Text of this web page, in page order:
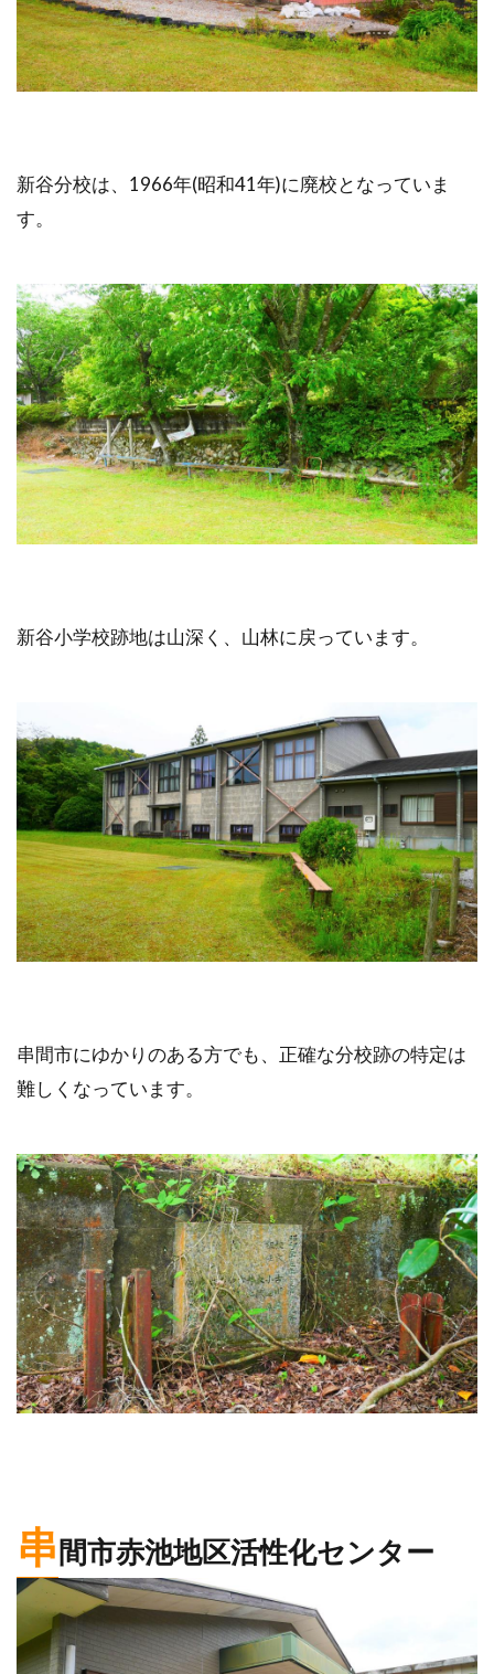
新谷分校は、1966年(昭和41年)に廃校となっていま
す。
新谷小学校跡地は山深く、山林に戻っています。
串間市にゆかりのある方でも、正確な分校跡の特定は
難しくなっています。
串間市赤池地区活性化センター